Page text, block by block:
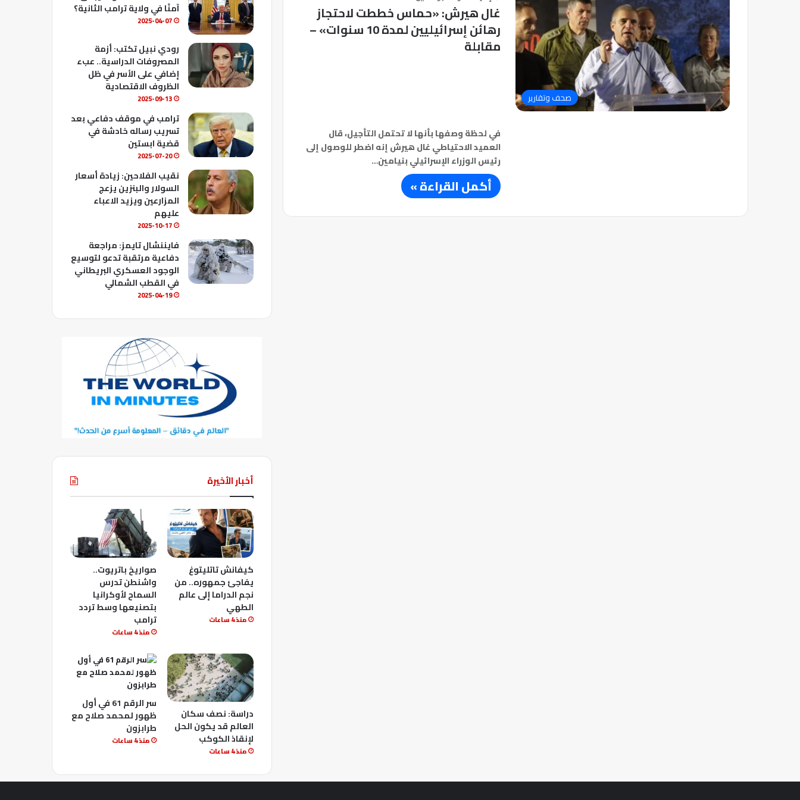
صحف وتقارير
غال هيرش: «حماس خططت لاحتجاز
رهائن إسرائيليين لمدة 10 سنوات» –
مقابلة
في لحظة وصفها بأنها لا تحتمل التأجيل، قال
العميد الاحتياطي غال هيرش إنه اضطر للوصول إلى
رئيس الوزراء الإسرائيلي بنيامين…
أكمل القراءة »
b
e
آمنًا في ولاية ترامب الثانية؟
2025-04-07
رودي نبيل تكتب: أزمة
المصروفات الدراسية.. عبء
إضافي على الأسر في ظل
الظروف الاقتصادية
2025-09-13
ترامب في موقف دفاعي بعد
تسريب رساله خادشة في
قضية ابستين
2025-07-20
نقيب الفلاحين: زيادة أسعار
السولار والبنزين يزعج
المزارعين ويزيد الاعباء
عليهم
2025-10-17
فايننشال تايمز: مراجعة
دفاعية مرتقبة تدعو لتوسيع
الوجود العسكري البريطاني
في القطب الشمالي
2025-04-19
أخبار الأخيرة
كيفانش تاتليتوغ
يفاجئ جمهوره.. من
نجم الدراما إلى عالم
الطهي
منذ 4 ساعات
صواريخ باتريوت..
واشنطن تدرس
السماح لأوكرانيا
بتصنيعها وسط تردد
ترامب
منذ 4 ساعات
دراسة: نصف سكان
العالم قد يكون الحل
لإنقاذ الكوكب
منذ 4 ساعات
سر الرقم 61 في أول
ظهور لمحمد صلاح مع
طرابزون
منذ 4 ساعات